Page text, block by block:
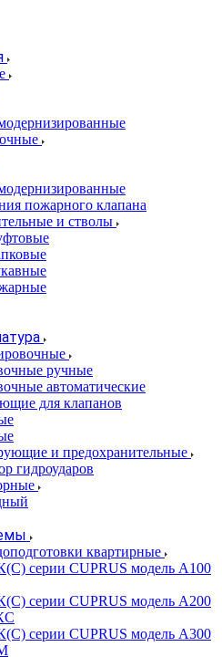
пожарного клапана
и стволы
ручные
автоматические
для клапанов
и предохранительные
гидроударов
квартирные
серии CUPRUS модель А100
серии CUPRUS модель А200
серии CUPRUS модель А300